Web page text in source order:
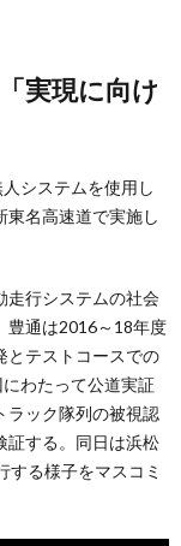
システムを使用し
東名高速道で実施し
行システムの社会
豊通は2016～18年度
とテストコースでの
わたって公道実証
ラック隊列の被視認
証する。同日は浜松
する様子をマスコミ